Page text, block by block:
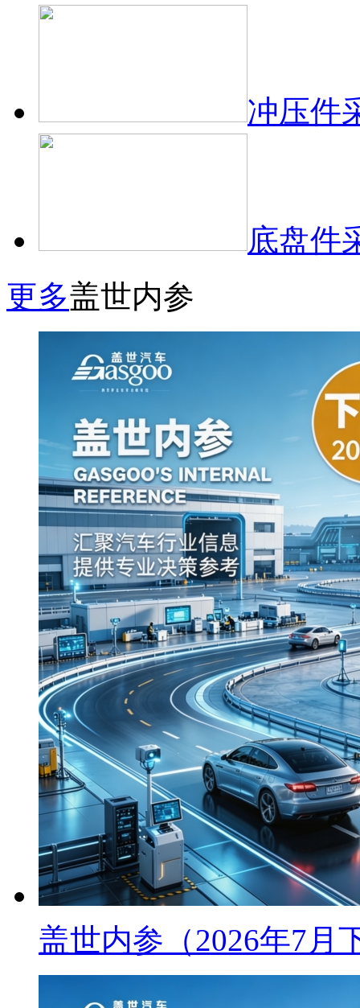
冲压件
底盘件
更多盖世内参
盖世内参（2026年7月